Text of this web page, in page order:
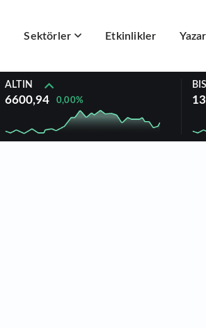
Sektörler Etkinlikler
ALTIN
6600,94 0,00%